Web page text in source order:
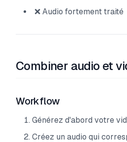
❌ Audio fortement traité
Combiner audio et
Workflow
Générez d'abord votre
Créez un audio qui